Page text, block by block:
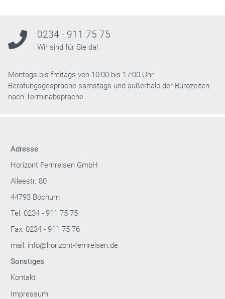
0234 - 911 75 75
Wir sind für Sie da!
Montags bis freitags von 10:00 bis 17:00 Uhr
Beratungsgespräche samstags und außerhalb der Bürozeiten
nach Terminabsprache
Adresse
Horizont Fernreisen GmbH
Alleestr. 80
44793 Bochum
Tel: 0234 - 911 75 75
Fax: 0234 - 911 75 76
mail: info@horizont-fernreisen.de
Sonstiges
Kontakt
Impressum